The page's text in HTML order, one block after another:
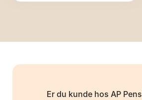
Er du kunde hos AP